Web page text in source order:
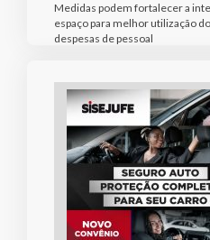
Medidas podem fortalecer a
espaço para melhor utilização
despesas de pessoal